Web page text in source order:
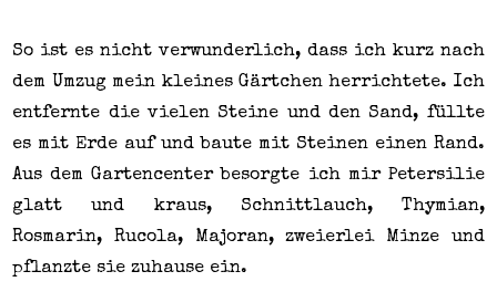
So ist es nicht verwunderlich, dass ich kurz nach
dem Umzug mein kleines Gärtchen herrichtete. Ich
entfernte die vielen Steine und den Sand, füllte
es mit Erde auf und baute mit Steinen einen Rand.
Aus dem Gartencenter besorgte ich mir Petersilie
glatt und kraus, Schnittlauch, Thymian,
Rosmarin, Rucola, Majoran, zweierlei Minze und
pflanzte sie zuhause ein.